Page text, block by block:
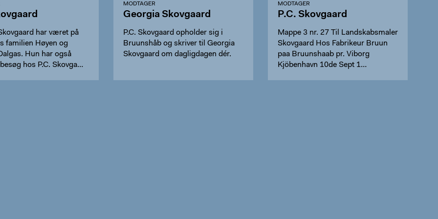
har været på
familien Høyen og
Hun har også
hos P.C. Skovga…
MODTAGER
Georgia Skovgaard
P.C. Skovgaard opholder sig i
Bruunshåb og skriver til Georgia
Skovgaard om dagligdagen dér.
MODTAGER
P.C. Skovgaard
Mappe 3 nr. 27 Til Landskabsmaler
Skovgaard Hos Fabrikeur Bruun
paa Bruunshaab pr. Viborg
Kjöbenhavn 10de Sept 1…